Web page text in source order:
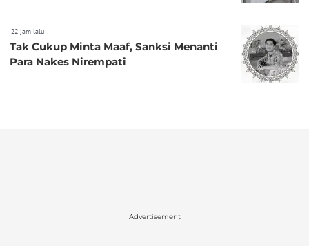
22 jam lalu
Tak Cukup Minta Maaf, Sanksi Menanti
Para Nakes Nirempati
Advertisement